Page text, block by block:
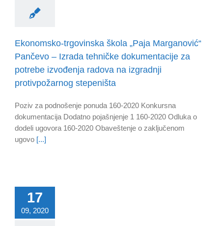
Ekonomsko-trgovinska škola „Paja Marganović“
Pančevo – Izrada tehničke dokumentacije za
potrebe izvođenja radova na izgradnji
protivpožarnog stepeništa
Poziv za podnošenje ponuda 160-2020 Konkursna
dokumentacija Dodatno pojašnjenje 1 160-2020 Odluka o
dodeli ugovora 160-2020 Obaveštenje o zaključenom
ugovo [...]
17
09, 2020